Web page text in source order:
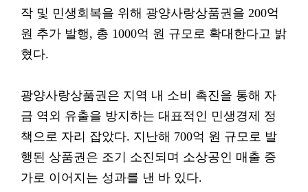
작 및 민생회복을 위해 광양사랑상품권을 200억
원 추가 발행, 총 1000억 원 규모로 확대한다고 밝
혔다.
광양사랑상품권은 지역 내 소비 촉진을 통해 자
금 역외 유출을 방지하는 대표적인 민생경제 정
책으로 자리 잡았다. 지난해 700억 원 규모로 발
행된 상품권은 조기 소진되며 소상공인 매출 증
가로 이어지는 성과를 낸 바 있다.